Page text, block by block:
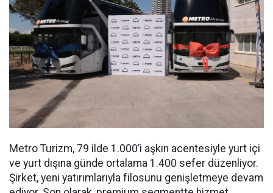
Metro Turizm, 79 ilde 1.000’i aşkın acentesiyle yurt içi
ve yurt dışına günde ortalama 1.400 sefer düzenliyor.
Şirket, yeni yatırımlarıyla filosunu genişletmeye devam